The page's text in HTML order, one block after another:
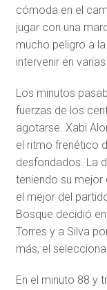
cómoda en el
jugar con una
mucho peligro a
intervenir en
Los minutos
fuerzas de los
agotarse. Xabi
el ritmo frenético
desfondados. La
teniendo su mejor
el mejor del
Bosque decidió
Torres y a Silva
más, el
En el minuto 88 y